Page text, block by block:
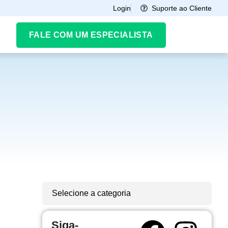
Login Suporte ao Cliente
FALE COM UM ESPECIALISTA
Selecione a categoria
Siga-